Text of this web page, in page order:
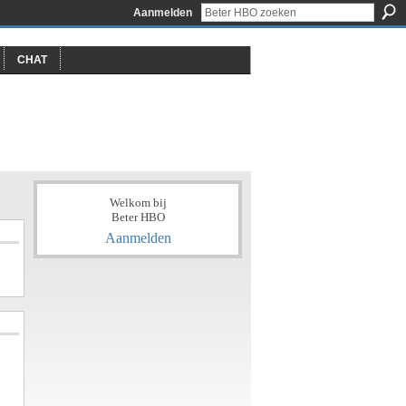
Aanmelden
CHAT
Welkom bij
Beter HBO
Aanmelden